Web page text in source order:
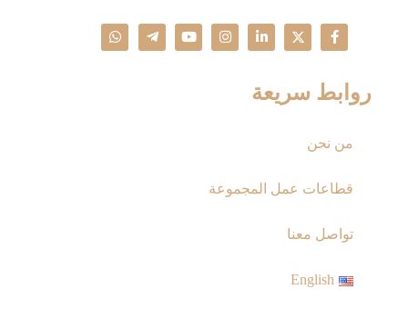
روابط سريعة
من نحن
قطاعات عمل المجموعة
تواصل معنا
English